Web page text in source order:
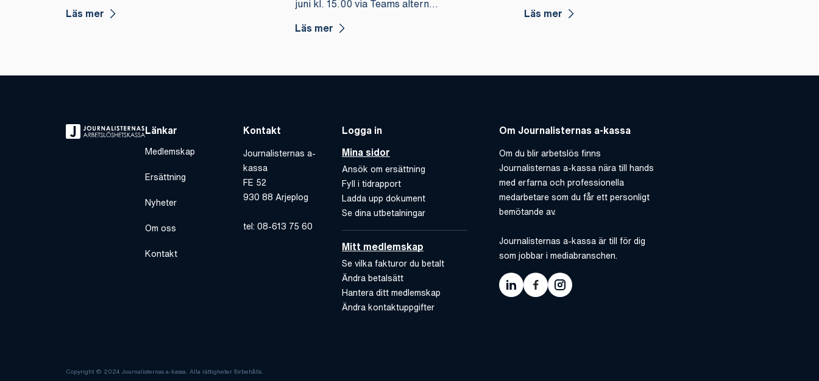
Läs mer
juni kl. 15.00 via Teams altern...
Läs mer
Läs mer
Länkar
Medlemskap
Ersättning
Nyheter
Om oss
Kontakt
Kontakt
Journalisternas a-
kassa
FE 52
930 88 Arjeplog
tel: 08-613 75 60
Logga in
Mina sidor
Ansök om ersättning
Fyll i tidrapport
Ladda upp dokument
Se dina utbetalningar
Mitt medlemskap
Se vilka fakturor du betalt
Ändra betalsätt
Hantera ditt medlemskap
Ändra kontaktuppgifter
Om Journalisternas a-kassa
Om du blir arbetslös finns
Journalisternas a-kassa nära till hands
med erfarna och professionella
medarbetare som du får ett personligt
bemötande av.
Journalisternas a-kassa är till för dig
som jobbar i mediabranschen.
Copyright © 2024 Journalisternas a-kassa. Alla rättigheter förbehålls.